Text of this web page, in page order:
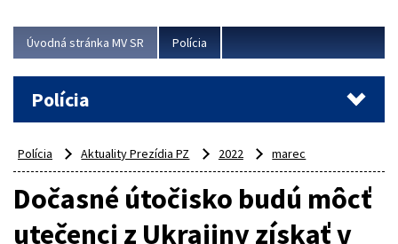
Úvodná stránka MV SR Polícia
Polícia
Polícia Aktuality Prezídia PZ 2022 marec
Dočasné útočisko budú môcť
utečenci z Ukrajiny získať v